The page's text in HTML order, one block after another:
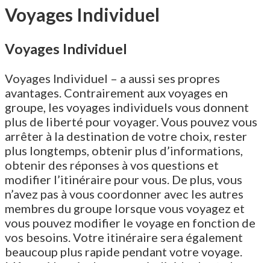
Voyages Individuel
Voyages Individuel
Voyages Individuel – a aussi ses propres
avantages. Contrairement aux voyages en
groupe, les voyages individuels vous donnent
plus de liberté pour voyager. Vous pouvez vous
arrêter à la destination de votre choix, rester
plus longtemps, obtenir plus d’informations,
obtenir des réponses à vos questions et
modifier l’itinéraire pour vous. De plus, vous
n’avez pas à vous coordonner avec les autres
membres du groupe lorsque vous voyagez et
vous pouvez modifier le voyage en fonction de
vos besoins. Votre itinéraire sera également
beaucoup plus rapide pendant votre voyage.